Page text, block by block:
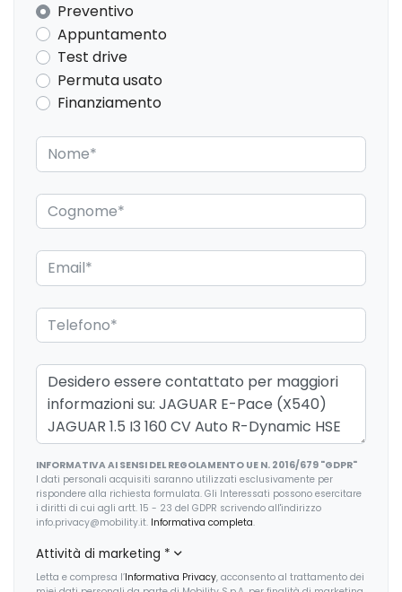
Chiusura automatica delle portiere configurabile
Climatizzatore a 2 zone
Computer di bordo
Copertura del vano di carico
Cruise control adattivo
Dab (digital audio broadcasting)
Dinamica configurabile
Dispositivo di ausilio alla frenata di emergenza (eba)
Dispositivo per frenata di emergenza
Doppio portabicchieri frontale
Doppio scarico posteriore
Dynamic stability control (dsc)
Eco hmi con analisi dei parametri di guida
Efficient drive line
Fari a led
Fari a led con luci diurne caratteristiche, indic. direz. animati
ant/post. automat. abbagl. assist.
Preventivo
Appuntamento
Test drive
Permuta usato
Finanziamento
INFORMATIVA AI SENSI DEL REGOLAMENTO UE N. 2016/679 "GDPR"
I dati personali acquisiti saranno utilizzati esclusivamente per
rispondere alla richiesta formulata. Gli Interessati possono esercitare
i diritti di cui agli artt. 15 - 23 del GDPR scrivendo all'indirizzo
info.privacy@mobility.it. Informativa completa.
Attività di marketing *
Letta e compresa l’Informativa Privacy, acconsento al trattamento dei